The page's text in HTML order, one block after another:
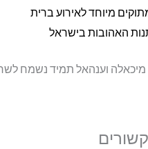
מיוחד לאירוע ברית
האהובות בישראל
וענהאל תמיד נשמח